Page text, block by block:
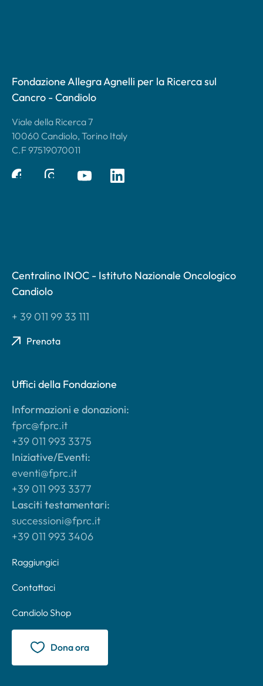
Fondazione Allegra Agnelli per la Ricerca sul
Cancro - Candiolo
Viale della Ricerca 7
10060 Candiolo, Torino Italy
C.F 97519070011
Centralino INOC - Istituto Nazionale Oncologico
Candiolo
+ 39 011 99 33 111
Prenota
Uffici della Fondazione
Informazioni e donazioni:
fprc@fprc.it
+39 011 993 3375
Iniziative/Eventi:
eventi@fprc.it
+39 011 993 3377
Lasciti testamentari:
successioni@fprc.it
+39 011 993 3406
Raggiungici
Contattaci
Candiolo Shop
Dona ora